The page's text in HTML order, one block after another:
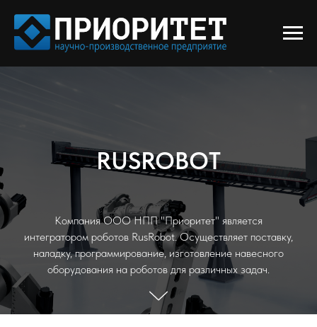
RUSROBOT
Компания ООО НПП "Приоритет" является
интегратором роботов RusRobot. Осуществляет поставку,
наладку, программирование, изготовление навесного
оборудования на роботов для различных задач.